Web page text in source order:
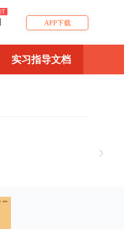
APP下载
实习指导文档